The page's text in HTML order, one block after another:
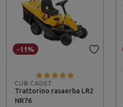
CUB CADET
Trattorino rasaerba LR2
NR76
-11%